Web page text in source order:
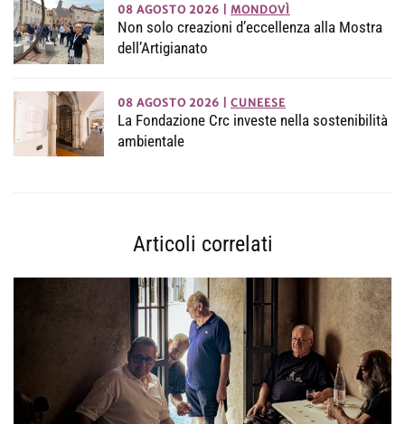
08 AGOSTO 2026 MONDOVÌ
Non solo creazioni d’eccellenza alla Mostra
dell’Artigianato
08 AGOSTO 2026 CUNEESE
La Fondazione Crc investe nella sostenibilità
ambientale
Articoli correlati